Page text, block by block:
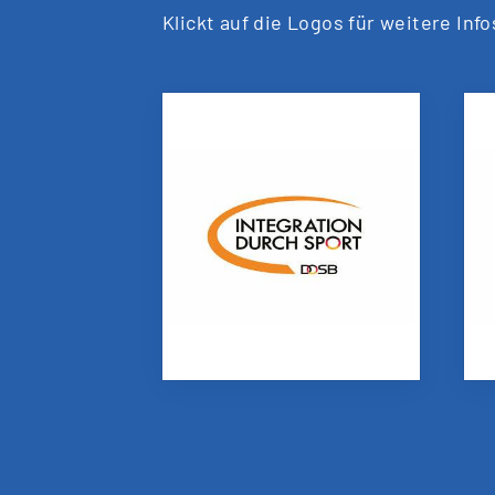
Klickt auf die Logos für weitere